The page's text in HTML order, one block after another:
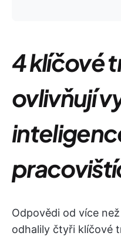
4 klíčové
ovlivňují
Odpovědi od více
odhalily čtyři klíčové